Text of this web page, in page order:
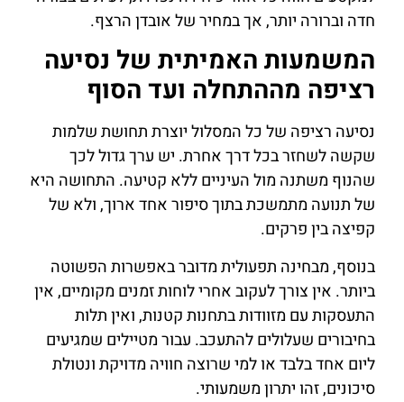
חדה וברורה יותר, אך במחיר של אובדן הרצף.
המשמעות האמיתית של נסיעה
רציפה מההתחלה ועד הסוף
נסיעה רציפה של כל המסלול יוצרת תחושת שלמות
שקשה לשחזר בכל דרך אחרת. יש ערך גדול לכך
שהנוף משתנה מול העיניים ללא קטיעה. התחושה היא
של תנועה מתמשכת בתוך סיפור אחד ארוך, ולא של
קפיצה בין פרקים.
בנוסף, מבחינה תפעולית מדובר באפשרות הפשוטה
ביותר. אין צורך לעקוב אחרי לוחות זמנים מקומיים, אין
התעסקות עם מזוודות בתחנות קטנות, ואין תלות
בחיבורים שעלולים להתעכב. עבור מטיילים שמגיעים
ליום אחד בלבד או למי שרוצה חוויה מדויקת ונטולת
סיכונים, זהו יתרון משמעותי.